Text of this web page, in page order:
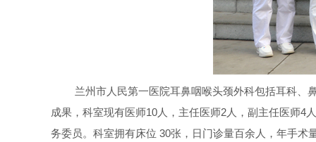
兰州市人民第一医院耳鼻咽喉头颈外科包括耳科、
成果，科室现有医师10人，主任医师2人，副主任医师4
务委员。科室拥有床位 30张，日门诊量百余人，年手